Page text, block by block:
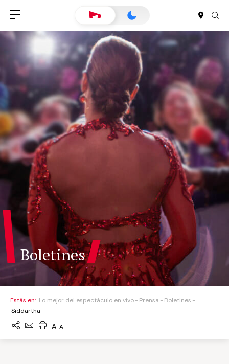
Boletines
Estás en: Lo mejor del espectáculo en vivo Prensa
Boletines
Siddartha
A A